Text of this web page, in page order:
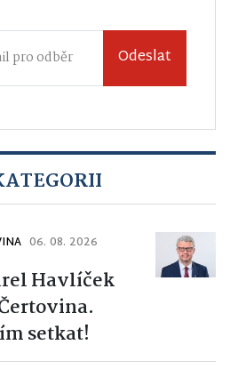
Odeslat
06. 08. 2026
Havlíček
setkat!